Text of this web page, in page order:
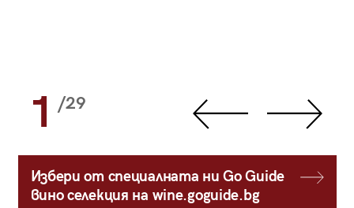
1 /29
Избери от специалната ни Go Guide
вино селекция на wine.goguide.bg